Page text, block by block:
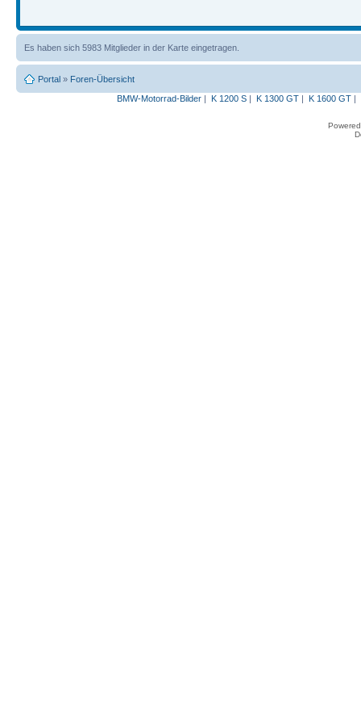
Es haben sich 5983 Mitglieder in der Karte eingetragen.
Portal » Foren-Übersicht
BMW-Motorrad-Bilder| K 1200 S| K 1300 GT| K 1600 GT|